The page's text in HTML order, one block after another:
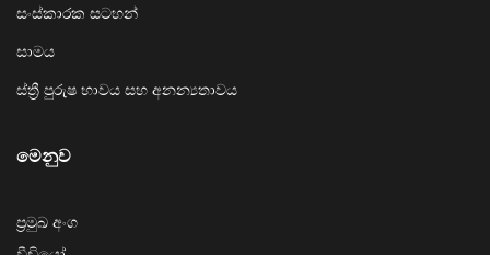
සංස්කාරක සටහන්
සාමය
ස්ත්‍රී පුරුෂ භාවය සහ අනන්‍යතාවය
මෙනුව
ප්‍රමුඛ අංග